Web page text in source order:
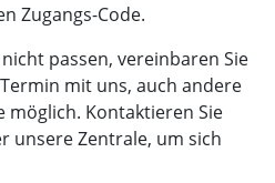
Zugangs-Code.
passen, vereinbaren Sie
mit uns, auch andere
möglich. Kontaktieren Sie
unsere Zentrale, um sich